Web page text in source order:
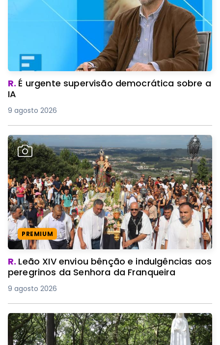
R. É urgente supervisão democrática sobre a
IA
9 agosto 2026
PREMIUM
R. Leão XIV enviou bênção e indulgências aos
peregrinos da Senhora da Franqueira
9 agosto 2026